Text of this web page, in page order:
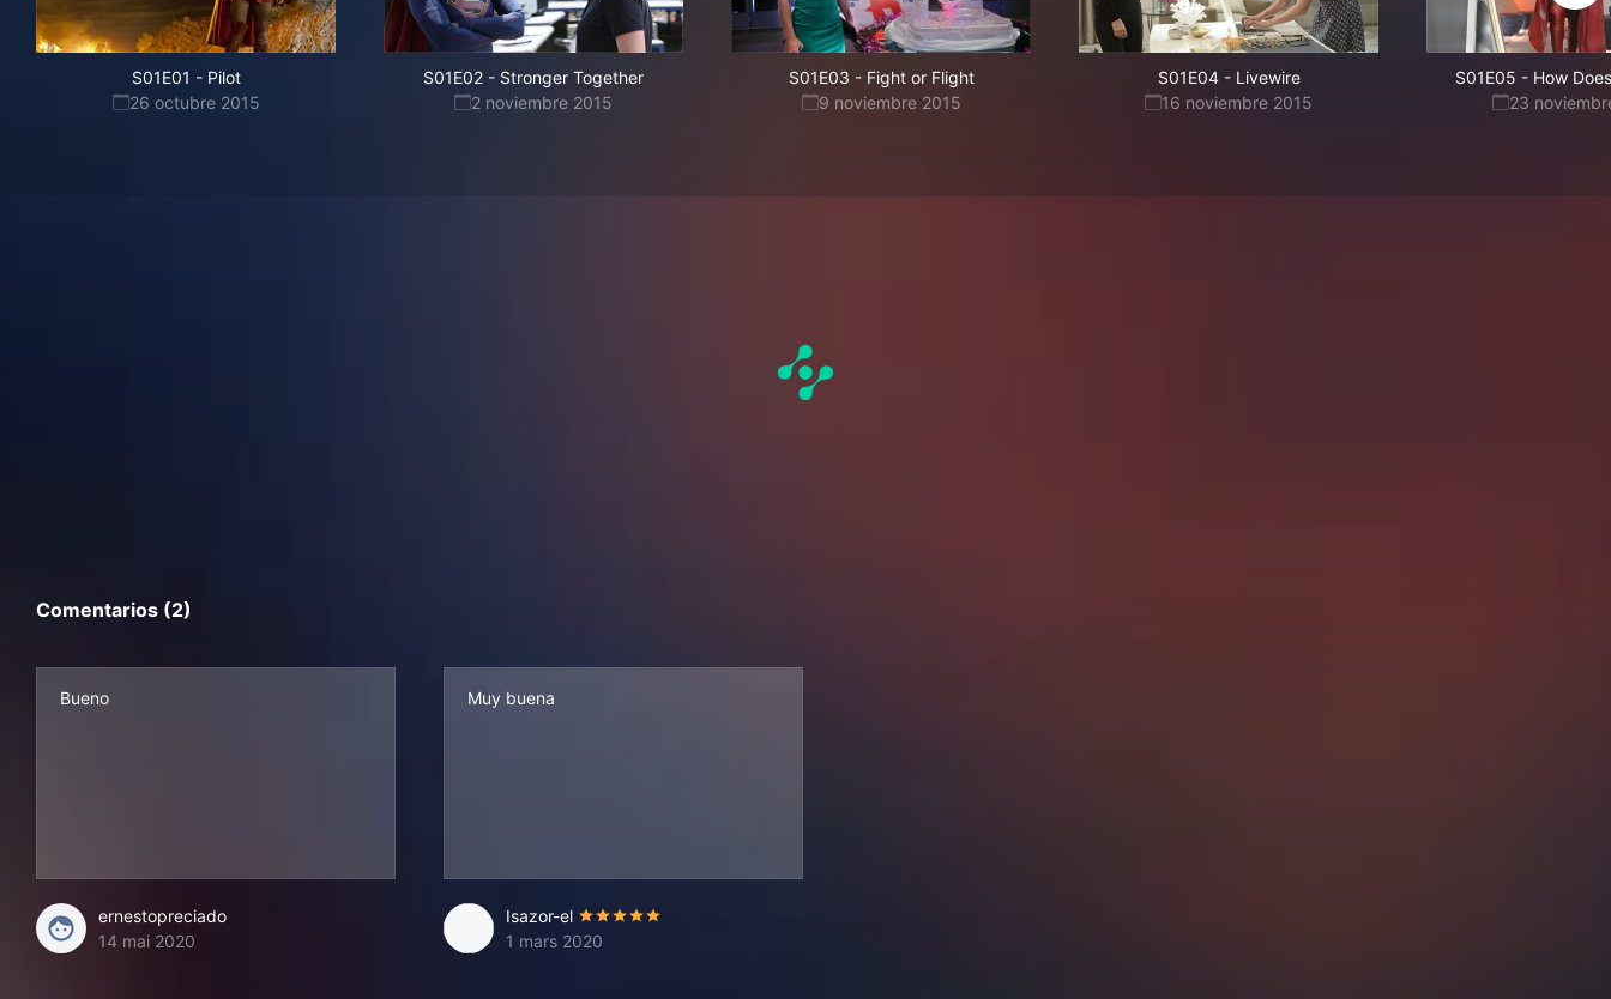
S01E01 - Pilot
26 octubre 2015
S01E02 - Stronger Together
2 noviembre 2015
S01E03 - Fight or Flight
9 noviembre 2015
S01E04- Livewire
16 noviembre 2015
S01E05 - How
23
Comentarios (2)
Bueno
ernestopreciado
14 mai 2020
Muy buena
Isazor-el
1 mars 2020